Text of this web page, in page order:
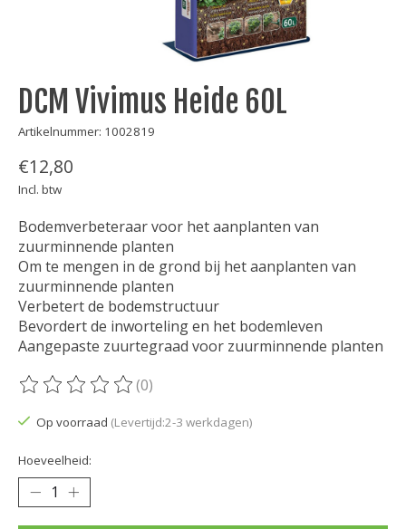
DCM Vivimus Heide 60L
Artikelnummer: 1002819
€12,80
Incl. btw
Bodemverbeteraar voor het aanplanten van
zuurminnende planten
Om te mengen in de grond bij het aanplanten van
zuurminnende planten
Verbetert de bodemstructuur
Bevordert de inworteling en het bodemleven
Aangepaste zuurtegraad voor zuurminnende planten
De beoordeling van dit product is
(0)
Op voorraad (Levertijd:2-3 werkdagen)
Hoeveelheid: